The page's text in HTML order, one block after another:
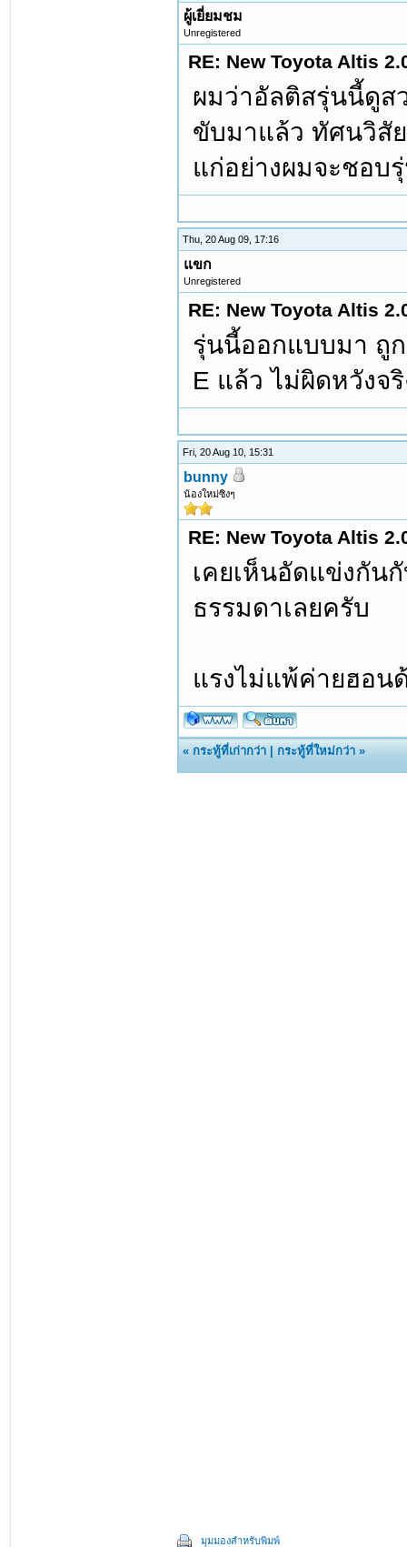
ผู้เยี่ยมชม
Unregistered
RE: New Toyota Altis
ผมว่าอัลติสรุ่นนี้ดูส
ขับมาแล้ว ทัศนวิสั
แก่อย่างผมจะชอบ
Thu, 20 Aug 09, 17:16
แขก
Unregistered
RE: New Toyota Altis
รุ่นนี้ออกแบบมา ถู
E แล้ว ไม่ผิดหวังจริ
Fri, 20 Aug 10, 15:31
bunny
น้องใหม่ซิงๆ
RE: New Toyota Altis
เคยเห็นอัดแข่งกัน
ธรรมดาเลยครับ
แรงไม่แพ้ค่ายฮอน
«กระทู้ที่เก่ากว่า |กระทู้ที่ใหม่กว่า »
มุมมองสำหรับพิมพ์